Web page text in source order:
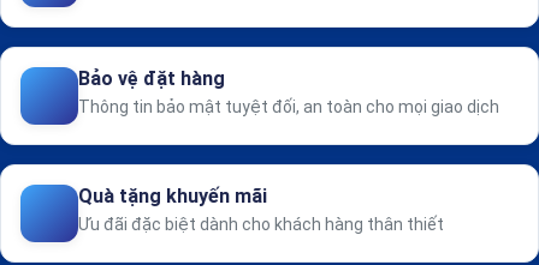
Bảo vệ đặt hàng
Thông tin bảo mật tuyệt đối, an toàn cho mọi giao dịch
Quà tặng khuyến mãi
Ưu đãi đặc biệt dành cho khách hàng thân thiết